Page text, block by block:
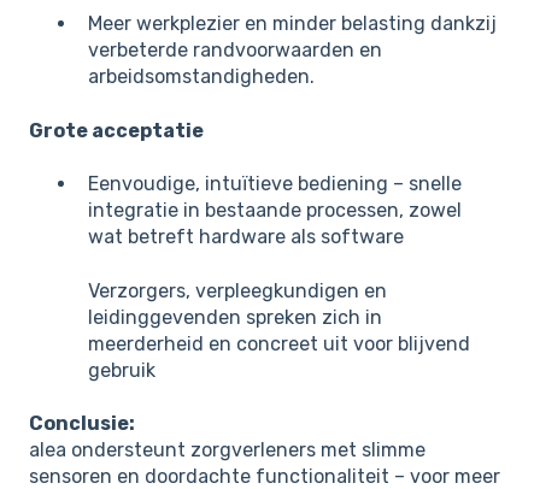
Meer werkplezier en minder belasting dankzij
verbeterde randvoorwaarden en
arbeidsomstandigheden.
Grote acceptatie
Eenvoudige, intuïtieve bediening – snelle
integratie in bestaande processen, zowel
wat betreft hardware als software
Verzorgers, verpleegkundigen en
leidinggevenden spreken zich in
meerderheid en concreet uit voor blijvend
gebruik
Conclusie:
alea ondersteunt zorgverleners met slimme
sensoren en doordachte functionaliteit – voor meer